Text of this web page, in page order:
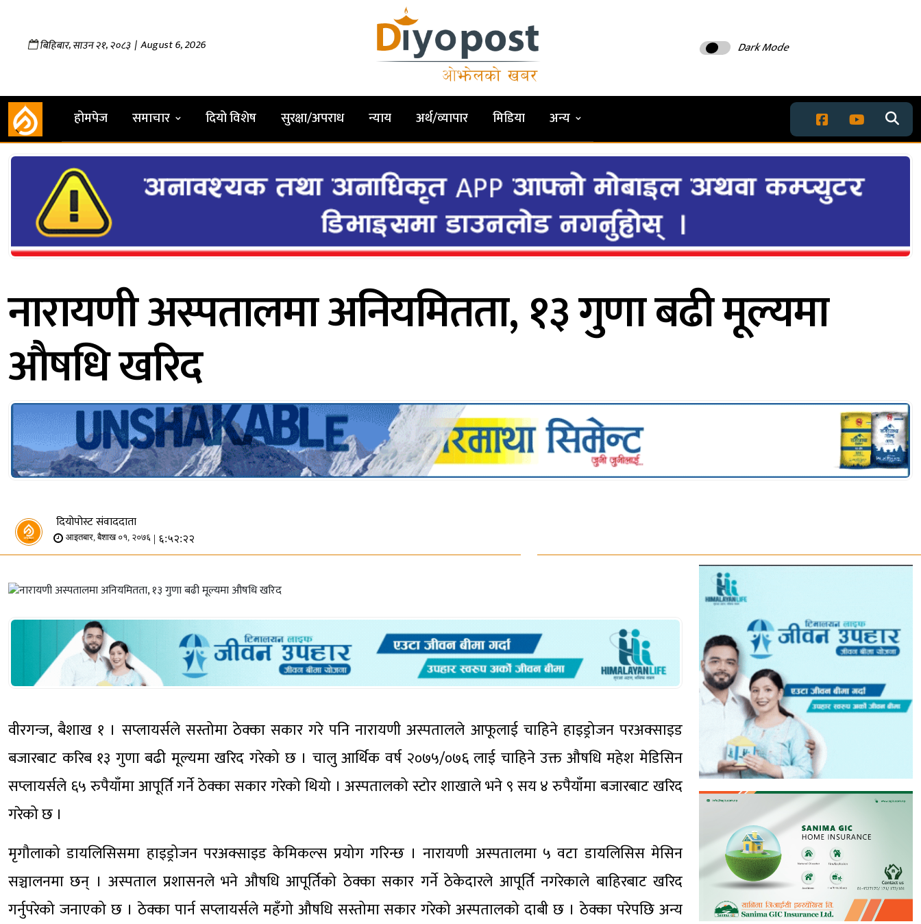
बिहिबार,साउन२१,२०८३| August 6, 2026 Dark Mode
होमपेज समाचार दियो विशेष सुरक्षा/अपराध न्याय अर्थ/व्यापार मिडिया अन्य
नारायणी अस्पतालमा अनियमितता, १३ गुणा बढी मूल्यमा
औषधि खरिद
दियोपोस्ट संवाददाता
आइतबार, बैशाख ०१, २०७६ | ६:५२:२२
वीरगन्ज, बैशाख १ । सप्लायर्सले सस्तोमा ठेक्का सकार गरे पनि नारायणी अस्पतालले आफूलाई चाहिने हाइड्रोजन परअक्साइड
बजारबाट करिब १३ गुणा बढी मूल्यमा खरिद गरेको छ । चालु आर्थिक वर्ष २०७५/०७६ लाई चाहिने उक्त औषधि महेश मेडिसिन
सप्लायर्सले ६५ रुपैयाँमा आपूर्ति गर्ने ठेक्का सकार गरेको थियो । अस्पतालको स्टोर शाखाले भने ९ सय ४ रुपैयाँमा बजारबाट खरिद
गरेको छ ।
मृगौलाको डायलिसिसमा हाइड्रोजन परअक्साइड केमिकल्स प्रयोग गरिन्छ । नारायणी अस्पतालमा ५ वटा डायलिसिस मेसिन
सञ्चालनमा छन् । अस्पताल प्रशासनले भने औषधि आपूर्तिको ठेक्का सकार गर्ने ठेकेदारले आपूर्ति नगरेकाले बाहिरबाट खरिद
गर्नुपरेको जनाएको छ । ठेक्का पार्न सप्लायर्सले महँगो औषधि सस्तोमा सकार गरेको अस्पतालको दाबी छ । ठेक्का परेपछि अन्य